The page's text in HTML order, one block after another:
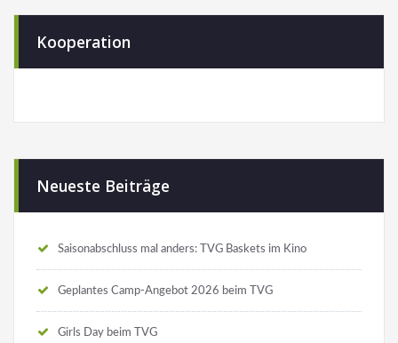
Kooperation
Neueste Beiträge
Saisonabschluss mal anders: TVG Baskets im Kino
Geplantes Camp-Angebot 2026 beim TVG
Girls Day beim TVG